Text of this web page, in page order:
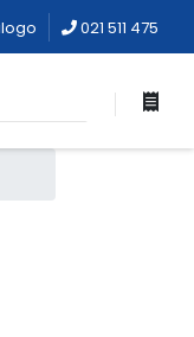
021 511 475